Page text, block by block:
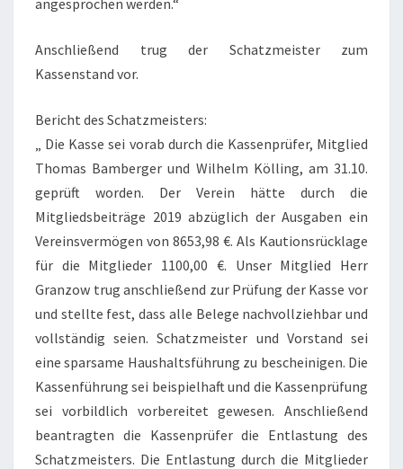
angesprochen werden.“
Anschließend trug der Schatzmeister zum
Kassenstand vor.
Bericht des Schatzmeisters:
„ Die Kasse sei vorab durch die Kassenprüfer, Mitglied
Thomas Bamberger und Wilhelm Kölling, am 31.10.
geprüft worden. Der Verein hätte durch die
Mitgliedsbeiträge 2019 abzüglich der Ausgaben ein
Vereinsvermögen von 8653,98 €. Als Kautionsrücklage
für die Mitglieder 1100,00 €. Unser Mitglied Herr
Granzow trug anschließend zur Prüfung der Kasse vor
und stellte fest, dass alle Belege nachvollziehbar und
vollständig seien. Schatzmeister und Vorstand sei
eine sparsame Haushaltsführung zu bescheinigen. Die
Kassenführung sei beispielhaft und die Kassenprüfung
sei vorbildlich vorbereitet gewesen. Anschließend
beantragten die Kassenprüfer die Entlastung des
Schatzmeisters. Die Entlastung durch die Mitglieder